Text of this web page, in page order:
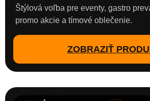
Štýlová voľba pre eventy, gastro
promo akcie a tímové oblečenie.
ZOBRAZIŤ